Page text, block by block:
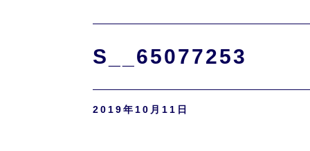
S__65077253
2019年10月11日